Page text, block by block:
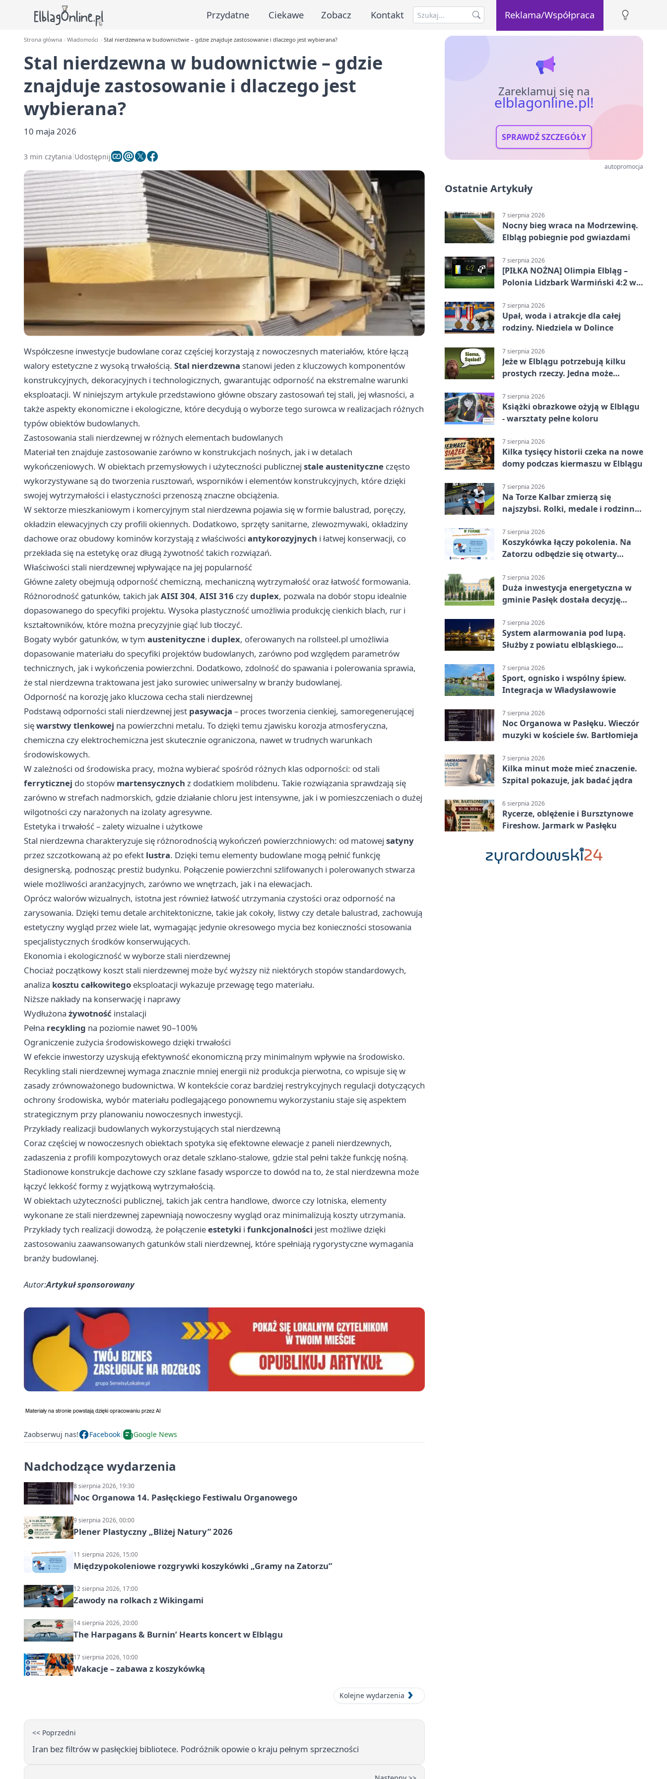
Przydatne Ciekawe Zobacz Kontakt Reklama/Współpraca
Strona główna Wiadomości Stal nierdzewna w budownictwie – gdzie znajduje zastosowanie i dlaczego jest wybierana?
Stal nierdzewna w budownictwie – gdzie
znajduje zastosowanie i dlaczego jest
wybierana?
10 maja 2026
3 min czytania Udostępnij
Współczesne inwestycje budowlane coraz częściej korzystają z nowoczesnych materiałów, które łączą
walory estetyczne z wysoką trwałością. Stal nierdzewna stanowi jeden z kluczowych komponentów
konstrukcyjnych, dekoracyjnych i technologicznych, gwarantując odporność na ekstremalne warunki
eksploatacji. W niniejszym artykule przedstawiono główne obszary zastosowań tej stali, jej własności, a
także aspekty ekonomiczne i ekologiczne, które decydują o wyborze tego surowca w realizacjach różnych
typów obiektów budowlanych.
Zastosowania stali nierdzewnej w różnych elementach budowlanych
Materiał ten znajduje zastosowanie zarówno w konstrukcjach nośnych, jak i w detalach
wykończeniowych. W obiektach przemysłowych i użyteczności publicznej stale austenityczne często
wykorzystywane są do tworzenia rusztowań, wsporników i elementów konstrukcyjnych, które dzięki
swojej wytrzymałości i elastyczności przenoszą znaczne obciążenia.
W sektorze mieszkaniowym i komercyjnym stal nierdzewna pojawia się w formie balustrad, poręczy,
okładzin elewacyjnych czy profili okiennych. Dodatkowo, sprzęty sanitarne, zlewozmywaki, okładziny
dachowe oraz obudowy kominów korzystają z właściwości antykorozyjnych i łatwej konserwacji, co
przekłada się na estetykę oraz długą żywotność takich rozwiązań.
Właściwości stali nierdzewnej wpływające na jej popularność
Główne zalety obejmują odporność chemiczną, mechaniczną wytrzymałość oraz łatwość formowania.
Różnorodność gatunków, takich jakAISI 304, AISI 316 czyduplex, pozwala na dobór stopu idealnie
dopasowanego do specyfiki projektu. Wysoka plastyczność umożliwia produkcję cienkich blach, rur i
kształtowników, które można precyzyjnie giąć lub tłoczyć.
Bogaty wybór gatunków, w tym austenityczne i duplex, oferowanych na rollsteel.pl umożliwia
dopasowanie materiału do specyfiki projektów budowlanych, zarówno pod względem parametrów
technicznych, jak i wykończenia powierzchni. Dodatkowo, zdolność do spawania i polerowania sprawia,
że stal nierdzewna traktowana jest jako surowiec uniwersalny w branży budowlanej.
Odporność na korozję jako kluczowa cecha stali nierdzewnej
Podstawą odporności stali nierdzewnej jest pasywacja – proces tworzenia cienkiej, samoregenerującej
sięwarstwy tlenkowej na powierzchni metalu. To dzięki temu zjawisku korozja atmosferyczna,
chemiczna czy elektrochemiczna jest skutecznie ograniczona, nawet w trudnych warunkach
środowiskowych.
W zależności od środowiska pracy, można wybierać spośród różnych klas odporności: od stali
ferryticznej do stopów martensycznych z dodatkiem molibdenu. Takie rozwiązania sprawdzają się
zarówno w strefach nadmorskich, gdzie działanie chloru jest intensywne, jak i w pomieszczeniach o dużej
wilgotności czy narażonych na izolaty agresywne.
Estetyka i trwałość – zalety wizualne i użytkowe
Stal nierdzewna charakteryzuje się różnorodnością wykończeń powierzchniowych: od matowej satyny
przez szczotkowaną aż po efekt lustra. Dzięki temu elementy budowlane mogą pełnić funkcję
designerską, podnosząc prestiż budynku. Połączenie powierzchni szlifowanych i polerowanych stwarza
wiele możliwości aranżacyjnych, zarówno we wnętrzach, jak i na elewacjach.
Oprócz walorów wizualnych, istotna jest również łatwość utrzymania czystości oraz odporność na
zarysowania. Dzięki temu detale architektoniczne, takie jak cokoły, listwy czy detale balustrad, zachowują
estetyczny wygląd przez wiele lat, wymagając jedynie okresowego mycia bez konieczności stosowania
specjalistycznych środków konserwujących.
Ekonomia i ekologiczność w wyborze stali nierdzewnej
Chociaż początkowy koszt stali nierdzewnej może być wyższy niż niektórych stopów standardowych,
analiza kosztu całkowitego eksploatacji wykazuje przewagę tego materiału.
Niższe nakłady na konserwację i naprawy
Wydłużona żywotność instalacji
Pełna recykling na poziomie nawet 90–100%
Ograniczenie zużycia środowiskowego dzięki trwałości
W efekcie inwestorzy uzyskują efektywność ekonomiczną przy minimalnym wpływie na środowisko.
Recykling stali nierdzewnej wymaga znacznie mniej energii niż produkcja pierwotna, co wpisuje się w
zasady zrównoważonego budownictwa. W kontekście coraz bardziej restrykcyjnych regulacji dotyczących
ochrony środowiska, wybór materiału podlegającego ponownemu wykorzystaniu staje się aspektem
strategicznym przy planowaniu nowoczesnych inwestycji.
Przykłady realizacji budowlanych wykorzystujących stal nierdzewną
Coraz częściej w nowoczesnych obiektach spotyka się efektowne elewacje z paneli nierdzewnych,
zadaszenia z profili kompozytowych oraz detale szklano-stalowe, gdzie stal pełni także funkcję nośną.
Stadionowe konstrukcje dachowe czy szklane fasady wsporcze to dowód na to, że stal nierdzewna może
łączyć lekkość formy z wyjątkową wytrzymałością.
W obiektach użyteczności publicznej, takich jak centra handlowe, dworce czy lotniska, elementy
wykonane ze stali nierdzewnej zapewniają nowoczesny wygląd oraz minimalizują koszty utrzymania.
Przykłady tych realizacji dowodzą, że połączenieestetyki i funkcjonalności jest możliwe dzięki
zastosowaniu zaawansowanych gatunków stali nierdzewnej, które spełniają rygorystyczne wymagania
branży budowlanej.
Autor:Artykuł sponsorowany
Zaobserwuj nas! Facebook Google News
Nadchodzące wydarzenia
8 sierpnia 2026, 19:30
Noc Organowa 14. Pasłęckiego Festiwalu Organowego
9 sierpnia 2026, 00:00
Plener Plastyczny „Bliżej Natury” 2026
11 sierpnia 2026, 15:00
Międzypokoleniowe rozgrywki koszykówki „Gramy na Zatorzu”
12 sierpnia 2026, 17:00
Zawody na rolkach z Wikingami
14 sierpnia 2026, 20:00
The Harpagans & Burnin’ Hearts koncert w Elblągu
17 sierpnia 2026, 10:00
Wakacje – zabawa z koszykówką
Kolejne wydarzenia
<< Poprzedni
Iran bez filtrów w pasłęckiej bibliotece. Podróżnik opowie o kraju pełnym sprzeczności
Zareklamuj się na
elblagonline.pl!
SPRAWDŹ SZCZEGÓŁY
autopromocja
Ostatnie Artykuły
7 sierpnia 2026
Nocny bieg wraca na Modrzewinę.
Elbląg pobiegnie pod gwiazdami
7 sierpnia 2026
[PIŁKA NOŻNA] Olimpia Elbląg –
Polonia Lidzbark Warmiński 4:2 w
7 sierpnia 2026
Upał, woda i atrakcje dla całej
rodziny. Niedziela w Dolince
7 sierpnia 2026
Jeże w Elblągu potrzebują kilku
prostych rzeczy. Jedna może
7 sierpnia 2026
Książki obrazkowe ożyją w Elblągu
- warsztaty pełne koloru
7 sierpnia 2026
Kilka tysięcy historii czeka na nowe
domy podczas kiermaszu w Elblągu
7 sierpnia 2026
Na Torze Kalbar zmierzą się
najszybsi. Rolki, medale i rodzinna
7 sierpnia 2026
Koszykówka łączy pokolenia. Na
Zatorzu odbędzie się otwarty
7 sierpnia 2026
Duża inwestycja energetyczna w
gminie Pasłęk dostała decyzję
7 sierpnia 2026
System alarmowania pod lupą.
Służby z powiatu elbląskiego
7 sierpnia 2026
Sport, ognisko i wspólny śpiew.
Integracja w Władysławowie
7 sierpnia 2026
Noc Organowa w Pasłęku. Wieczór
muzyki w kościele św. Bartłomieja
7 sierpnia 2026
Kilka minut może mieć znaczenie.
Szpital pokazuje, jak badać jądra
6 sierpnia 2026
Rycerze, oblężenie i Bursztynowe
Fireshow. Jarmark w Pasłęku